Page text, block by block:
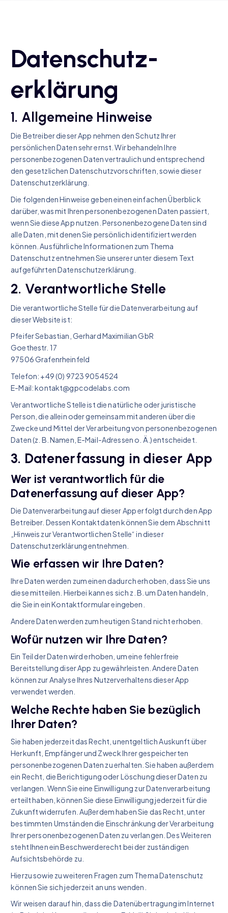
Datenschutz­
erklärung
1. Allgemeine Hinweise
Die Betreiber dieser App nehmen den Schutz Ihrer
persönlichen Daten sehr ernst. Wir behandeln Ihre
personenbezogenen Daten vertraulich und entsprechend
den gesetzlichen Datenschutzvorschriften, sowie dieser
Datenschutzerklärung.
Die folgenden Hinweise geben einen einfachen Überblick
darüber, was mit Ihren personenbezogenen Daten passiert,
wenn Sie diese App nutzen. Personenbezogene Daten sind
alle Daten, mit denen Sie persönlich identifiziert werden
können. Ausführliche Informationen zum Thema
Datenschutz entnehmen Sie unserer unter diesem Text
aufgeführten Datenschutzerklärung.
2. Verantwortliche Stelle
Die verantwortliche Stelle für die Datenverarbeitung auf
dieser Website ist:
Pfeifer Sebastian, Gerhard Maximilian GbR
Goethestr. 17
97506 Grafenrheinfeld
Telefon: +49 (0) 9723 9054524
E-Mail: kontakt@gpcodelabs.com
Verantwortliche Stelle ist die natürliche oder juristische
Person, die allein oder gemeinsam mit anderen über die
Zwecke und Mittel der Verarbeitung von personenbezogenen
Daten (z. B. Namen, E-Mail-Adressen o. Ä.) entscheidet.
3. Datenerfassung in dieser App
Wer ist verantwortlich für die
Datenerfassung auf dieser App?
Die Datenverarbeitung auf dieser App erfolgt durch den App
Betreiber. Dessen Kontaktdaten können Sie dem Abschnitt
„Hinweis zur Verantwortlichen Stelle“ in dieser
Datenschutzerklärung entnehmen.
Wie erfassen wir Ihre Daten?
Ihre Daten werden zum einen dadurch erhoben, dass Sie uns
diese mitteilen. Hierbei kann es sich z. B. um Daten handeln,
die Sie in ein Kontaktformular eingeben.
Andere Daten werden zum heutigen Stand nicht erhoben.
Wofür nutzen wir Ihre Daten?
Ein Teil der Daten wird erhoben, um eine fehlerfreie
Bereitstellung diser App zu gewährleisten. Andere Daten
können zur Analyse Ihres Nutzerverhaltens dieser App
verwendet werden.
Welche Rechte haben Sie bezüglich
Ihrer Daten?
Sie haben jederzeit das Recht, unentgeltlich Auskunft über
Herkunft, Empfänger und Zweck Ihrer gespeicherten
personenbezogenen Daten zu erhalten. Sie haben außerdem
ein Recht, die Berichtigung oder Löschung dieser Daten zu
verlangen. Wenn Sie eine Einwilligung zur Datenverarbeitung
erteilt haben, können Sie diese Einwilligung jederzeit für die
Zukunft widerrufen. Außerdem haben Sie das Recht, unter
bestimmten Umständen die Einschränkung der Verarbeitung
Ihrer personenbezogenen Daten zu verlangen. Des Weiteren
steht Ihnen ein Beschwerderecht bei der zuständigen
Aufsichtsbehörde zu.
Hierzu sowie zu weiteren Fragen zum Thema Datenschutz
können Sie sich jederzeit an uns wenden.
Wir weisen darauf hin, dass die Datenübertragung im Internet